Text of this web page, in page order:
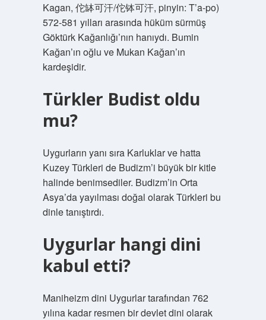
Kagan, 佗缽可汗/佗钵可汗, pinyin: T’a-po)
572-581 yılları arasında hüküm sürmüş
Göktürk Kağanlığı’nın hanıydı. Bumin
Kağan’ın oğlu ve Mukan Kağan’ın
kardeşidir.
Türkler Budist oldu
mu?
Uygurların yanı sıra Karluklar ve hatta
Kuzey Türkleri de Budizm’i büyük bir kitle
halinde benimsediler. Budizm’in Orta
Asya’da yayılması doğal olarak Türkleri bu
dinle tanıştırdı.
Uygurlar hangi dini
kabul etti?
Maniheizm dini Uygurlar tarafından 762
yılına kadar resmen bir devlet dini olarak